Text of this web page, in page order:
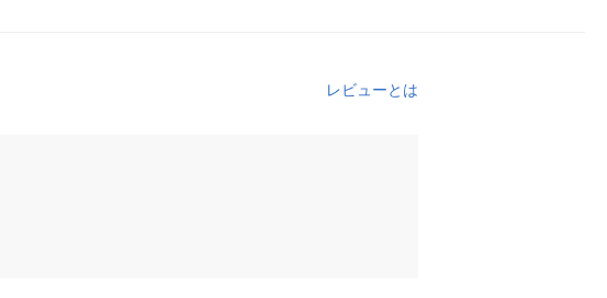
レビューとは